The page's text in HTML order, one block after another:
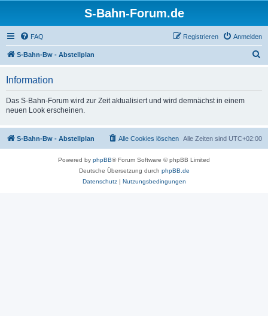
S-Bahn-Forum.de
FAQ Anmelden
Registrieren
S-Bahn-Bw - Abstellplan
Information
Das S-Bahn-Forum wird zur Zeit aktualisiert und wird demnächst in einem
neuen Look erscheinen.
S-Bahn-Bw - Abstellplan Alle Zeiten sind UTC+02:00
Alle Cookies löschen
Powered by phpBB® Forum Software © phpBB Limited
Deutsche Übersetzung durch phpBB.de
Datenschutz| Nutzungsbedingungen